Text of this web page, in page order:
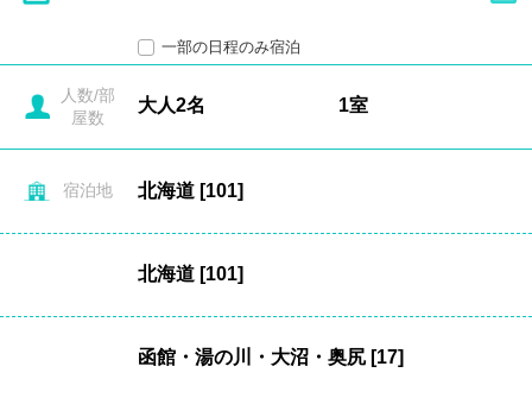
一部の日程のみ宿泊
人数/部
屋数
宿泊地